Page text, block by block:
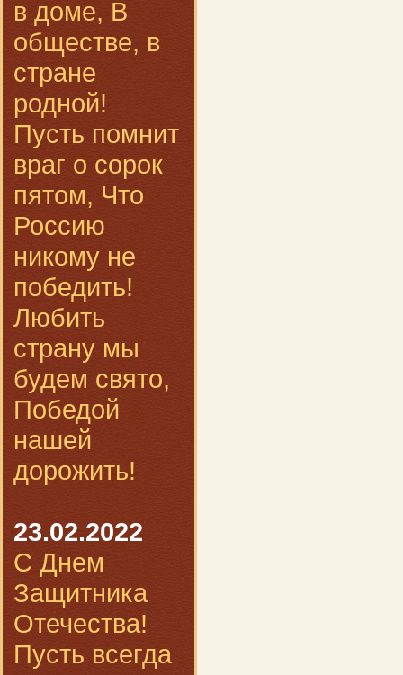
в доме, В
обществе, в
стране
родной!
Пусть помнит
враг о сорок
пятом, Что
Россию
никому не
победить!
Любить
страну мы
будем свято,
Победой
нашей
дорожить!
23.02.2022
С Днем
Защитника
Отечества!
Пусть всегда